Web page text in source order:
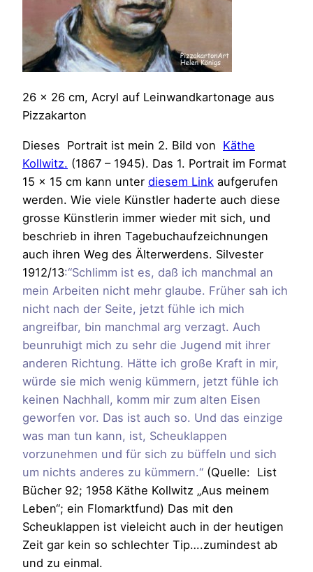
26 x 26 cm, Acryl auf Leinwandkartonage aus
Pizzakarton
Dieses Portrait ist mein 2. Bild von Käthe
Kollwitz. (1867 – 1945). Das 1. Portrait im Format
15 x 15 cm kann unter diesem Link aufgerufen
werden. Wie viele Künstler haderte auch diese
grosse Künstlerin immer wieder mit sich, und
beschrieb in ihren Tagebuchaufzeichnungen
auch ihren Weg des Älterwerdens. Silvester
1912/13:“Schlimm ist es, daß ich manchmal an
mein Arbeiten nicht mehr glaube. Früher sah ich
nicht nach der Seite, jetzt fühle ich mich
angreifbar, bin manchmal arg verzagt. Auch
beunruhigt mich zu sehr die Jugend mit ihrer
anderen Richtung. Hätte ich große Kraft in mir,
würde sie mich wenig kümmern, jetzt fühle ich
keinen Nachhall, komm mir zum alten Eisen
geworfen vor. Das ist auch so. Und das einzige
was man tun kann, ist, Scheuklappen
vorzunehmen und für sich zu büffeln und sich
um nichts anderes zu kümmern.“ (Quelle: List
Bücher 92; 1958 Käthe Kollwitz „Aus meinem
Leben“; ein Flomarktfund) Das mit den
Scheuklappen ist vieleicht auch in der heutigen
Zeit gar kein so schlechter Tip….zumindest ab
und zu einmal.